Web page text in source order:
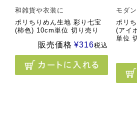
和雑貨や衣装に
ポリちりめん生地 彩り七宝
(柿色) 10cm単位 切り売り
販売価格 ¥316税込
モダ
ポリ
(アイ
単位